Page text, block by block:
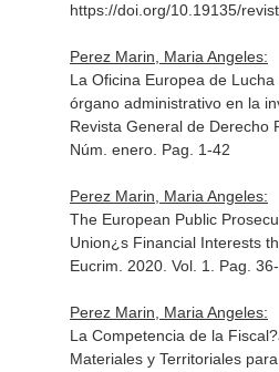
https://doi.org/10.19135/
Perez Marin, Maria Angeles:
La Oficina Europea de
órgano administrativo en la
Revista General de Derecho
Núm. enero. Pag. 1-42
Perez Marin, Maria Angeles:
The European Public
Union¿s Financial Interests
Eucrim . 2020. Vol. 1. Pag.
Perez Marin, Maria Angeles:
La Competencia de la
Materiales y Territoriales